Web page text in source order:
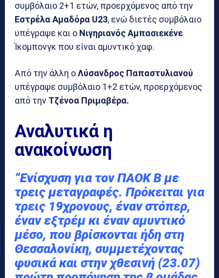
συμβόλαιο 2+1 ετών, προερχόμενος από την
Εστρέλα Αμαδόρα U23, ενώ διετές συμβόλαιο
υπέγραψε και ο ΝιγηριανόςΑμπασιεκένε
Ίκομπονγκ που είναι αμυντικό χαφ.
Από την άλλη οΛύσανδρος Παπαστυλιανού
υπέγραψε συμβόλαιο 1+2 ετών, προερχόμενος
από την Τζένοα Πριμαβέρα.
Αναλυτικά η
ανακοίνωση
“Ενίσχυση για τον ΠΑΟΚ Β με
τρεις μεταγραφές. Πρόκειται για
τρεις 19χρονους, έναν στόπερ,
έναν εξτρέμ κι έναν αμυντικό
μέσο, που βρίσκονται ήδη στη
Θεσσαλονίκη, συμμετέχοντας
φυσικά και στην χθεσινή (23.07)